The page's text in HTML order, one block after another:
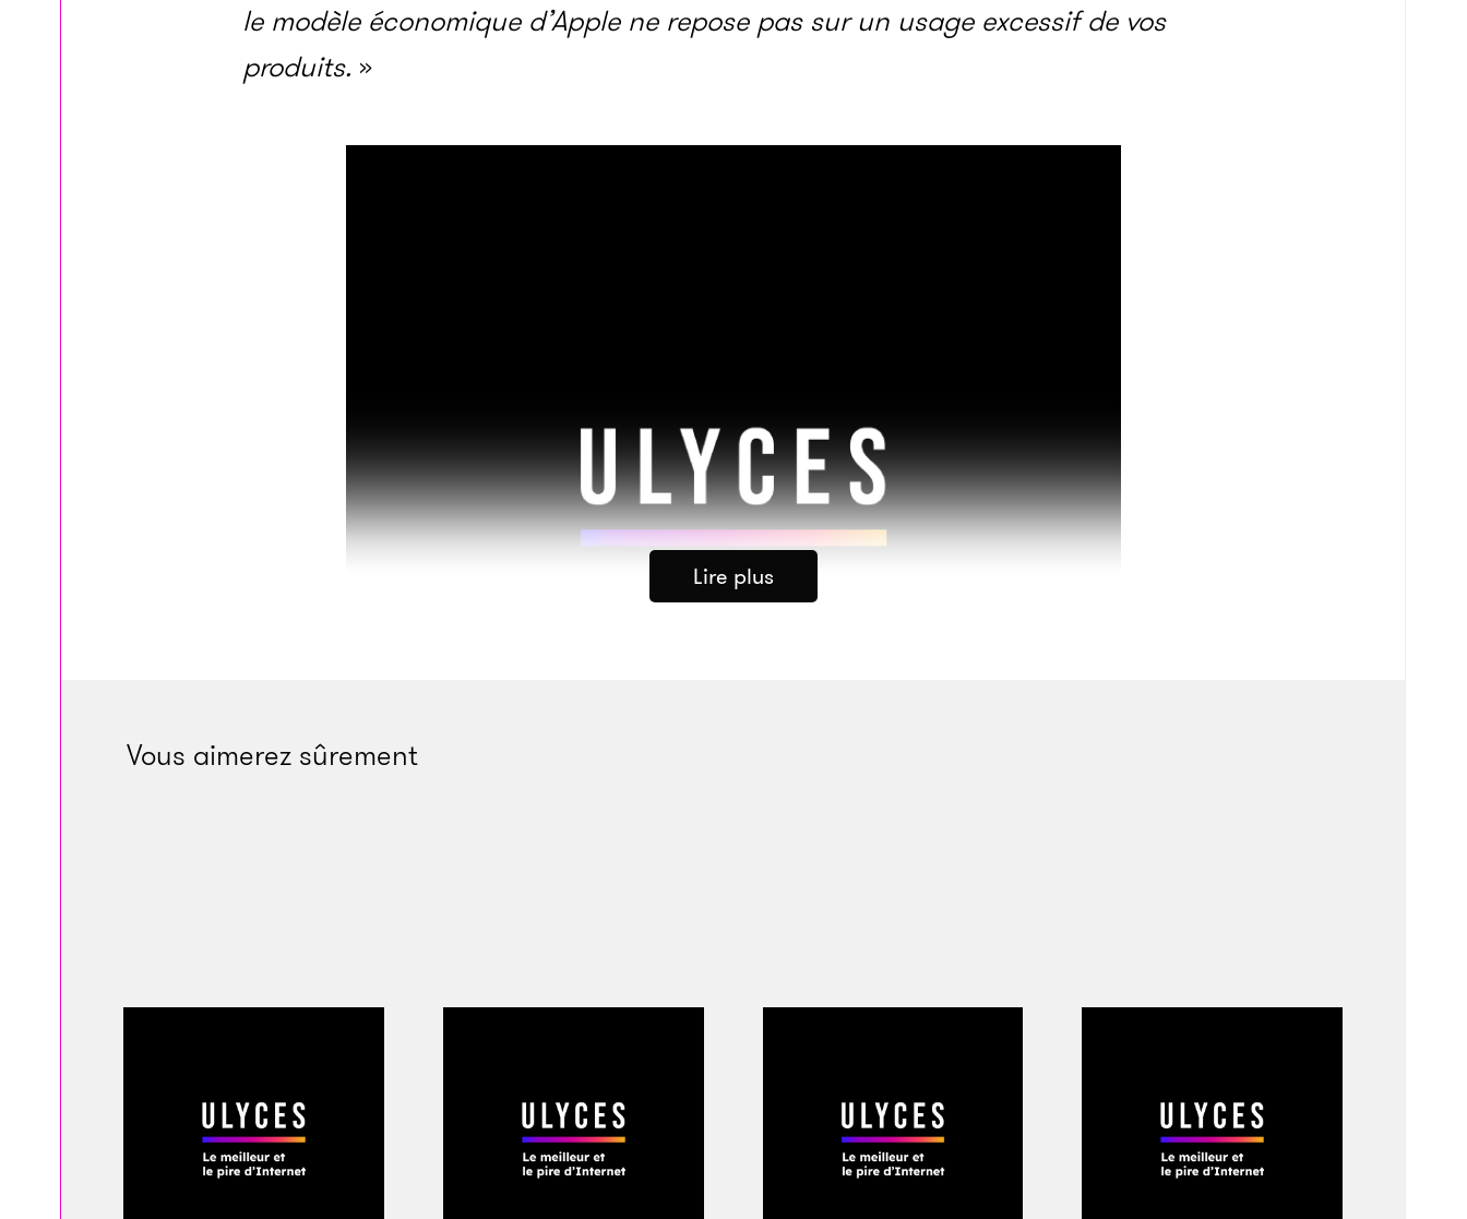
le modèle économique d’Apple ne repose pas sur un usage excessif de vos
produits. »
Crédits : Diego Passadori
Une allusion claire à Facebook et Google, accusées les mois précédents de
susciter volontairement la dépendance chez leurs utilisateurs. «
Une fois que
Lire plus
Vous aimerez sûrement